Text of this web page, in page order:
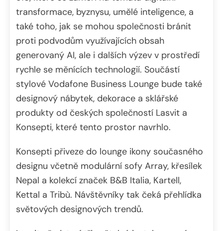
transformace, byznysu, umělé inteligence, a
také toho, jak se mohou společnosti bránit
proti podvodům využívajících obsah
generovaný AI, ale i dalších výzev v prostředí
rychle se měnících technologií. Součástí
stylové Vodafone Business Lounge bude také
designový nábytek, dekorace a sklářské
produkty od českých společností Lasvit a
Konsepti, které tento prostor navrhlo.
Konsepti přiveze do lounge ikony současného
designu včetně modulární sofy Array, křesílek
Nepal a kolekcí značek B&B Italia, Kartell,
Kettal a Tribù. Návštěvníky tak čeká přehlídka
světových designových trendů.